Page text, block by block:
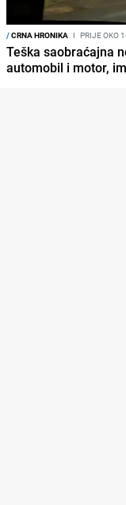
/CRNA HRONIKA I PRIJE OKO
Teška saobraćajna
automobil i motor,